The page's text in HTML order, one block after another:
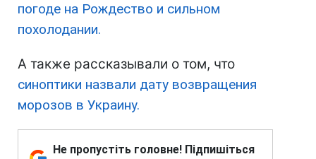
погоде на Рождество и сильном
похолодании.
А также рассказывали о том, что
синоптики назвали дату возвращения
морозов в Украину.
Не пропустіть головне! Підпишіться